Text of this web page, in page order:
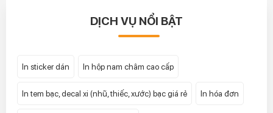
DỊCH VỤ NỔI BẬT
In sticker dán In hộp nam châm cao cấp
In tem bạc, decal xi (nhũ, thiếc, xước) bạc giá rẻ In hóa đơn